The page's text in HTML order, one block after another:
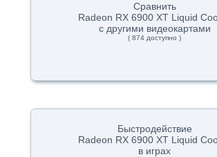
Сравнить
Radeon RX 6900 XT Liquid
с другими видеокартами
( 874 доступно )
Быстродействие
Radeon RX 6900 XT Liquid
в играх